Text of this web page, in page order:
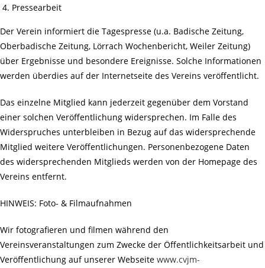
Pressearbeit
Der Verein informiert die Tagespresse (u.a. Badische Zeitung,
Oberbadische Zeitung, Lörrach Wochenbericht, Weiler Zeitung)
über Ergebnisse und besondere Ereignisse. Solche Informationen
werden überdies auf der Internetseite des Vereins veröffentlicht.
Das einzelne Mitglied kann jederzeit gegenüber dem Vorstand
einer solchen Veröffentlichung widersprechen. Im Falle des
Widerspruches unterbleiben in Bezug auf das widersprechende
Mitglied weitere Veröffentlichungen. Personenbezogene Daten
des widersprechenden Mitglieds werden von der Homepage des
Vereins entfernt.
HINWEIS: Foto- & Filmaufnahmen
Wir fotografieren und filmen während den
Vereinsveranstaltungen zum Zwecke der Öffentlichkeitsarbeit und
Veröffentlichung auf unserer Webseite www.cvjm-